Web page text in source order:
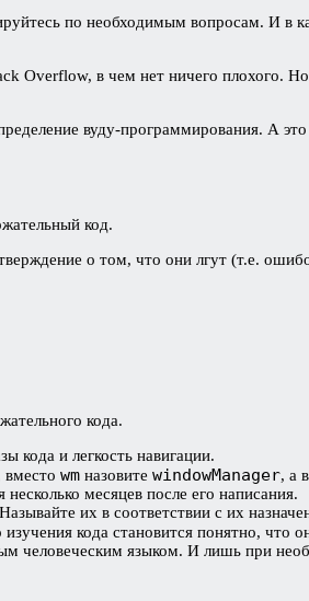
по необходимым вопросам. И в
Overflow, в чем нет ничего плохого.
вуду-программирования. А
код.
о том, что они лгут (т.е.
кода.
кода и легкость навигации.
wm назовите windowManager, а
месяцев после его написания.
их в соответствии с их
изучения кода становится понятно, что
языком. И лишь при